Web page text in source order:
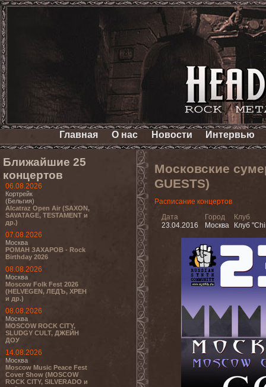
Главная О нас Новости Интервью
Ближайшие 25
концертов
06.08.2026
Кортрейк
(Бельгия)
Alcatraz Open Air (SAXON,
SAVATAGE, TESTAMENT и
др.)
07.08.2026
Москва
РОМАН ЗАХАРОВ - Rock
Birthday 2026
08.08.2026
Москва
Moscow Folk Fest 2026
(HELVEGEN, ЛЕДЪ, ХРЕН
и др.)
08.08.2026
Москва
MOSCOW ROCK CITY,
SLUDGY CULT, ДЖЕЙН
ДОУ
14.08.2026
Москва
Moscow Music Peace Fest
Cover Show (MOSCOW
ROCK CITY, SILVERADO и
Московские
GUESTS)
Расписание концертов
Дата
23.04.2016
Город
Москва
Клуб
Клуб